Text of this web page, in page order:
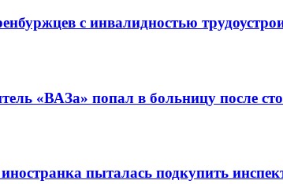
с инвалидностью
«ВАЗа» попал в больницу после
пыталась подкупить